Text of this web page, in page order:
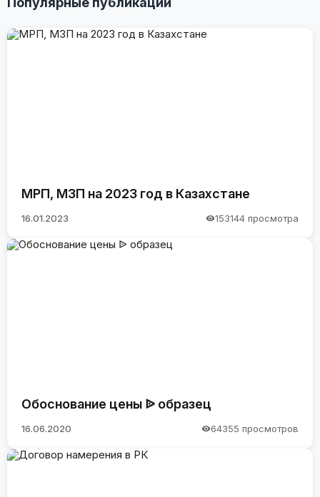
МРП, МЗП на 2023 год в Казахстане
16.01.2023 153144 просмотра
Обоснование цены ᐉ образец
16.06.2020 64355 просмотров